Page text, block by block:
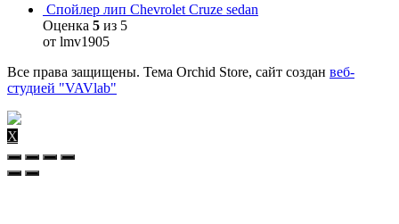
Спойлер лип Chevrolet Cruze sedan
Оценка 5 из 5
от lmv1905
Все права защищены. Тема Orchid Store, сайт создан веб-
студией "VAVlab"
X